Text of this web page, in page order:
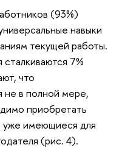
(93%)
навыки
текущей работы.
7%
что
не в полной мере,
приобретать
уже имеющиеся для
(рис. 4).